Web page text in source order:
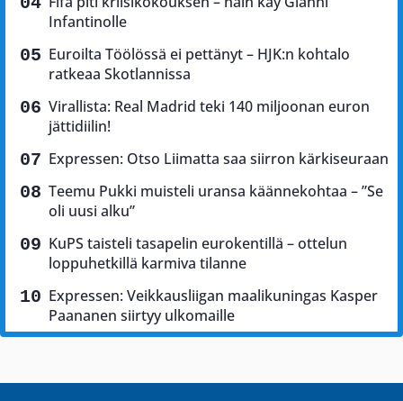
Infantinolle
Euroilta Töölössä ei pettänyt – HJK:n kohtalo
ratkeaa Skotlannissa
Virallista: Real Madrid teki 140 miljoonan euron
jättidiilin!
Expressen: Otso Liimatta saa siirron kärkiseuraan
Teemu Pukki muisteli uransa käännekohtaa – ”Se
oli uusi alku”
KuPS taisteli tasapelin eurokentillä – ottelun
loppuhetkillä karmiva tilanne
Expressen: Veikkausliigan maalikuningas Kasper
Paananen siirtyy ulkomaille